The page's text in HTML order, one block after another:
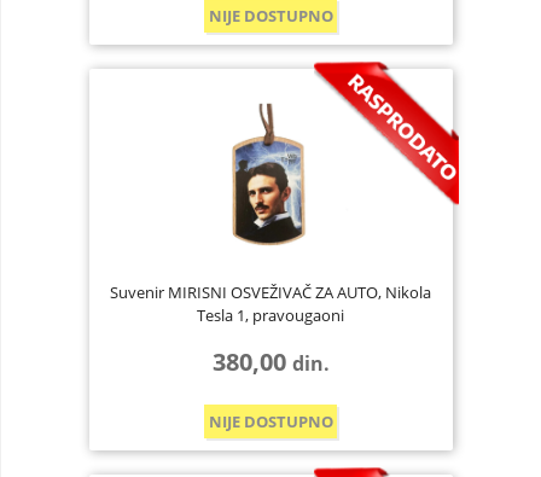
NIJE DOSTUPNO
Suvenir MIRISNI OSVEŽIVAČ ZA AUTO, Nikola
Tesla 1, pravougaoni
380,00 din.
NIJE DOSTUPNO